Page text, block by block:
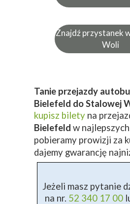
Znajdź przystanek
Woli
Tanie przejazdy
Bielefeld do Stalowej
kupisz bilety na
Bielefeld w
pobieramy prowizji za
dajemy gwarancję
Jeżeli masz pytanie
na nr. 52 340 17 00